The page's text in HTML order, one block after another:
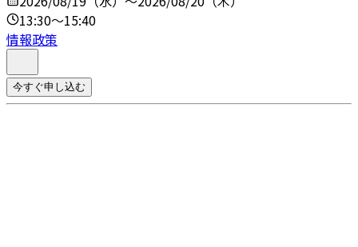
13:30～15:40
情報政策
今すぐ申し込む